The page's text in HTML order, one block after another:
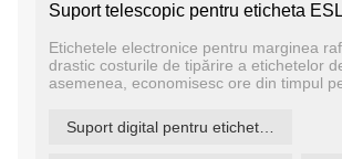
Suport telescopic pentru eticheta ESL
Etichetele electronice pentru marginea
drastic costurile de tipărire a etichetelor
asemenea, economisesc ore din timpul
ESL oferă un potențial enorm de a crește
profitabilitatea și avantajul competitiv, cu